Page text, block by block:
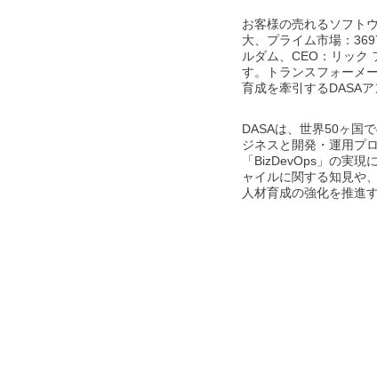
お客様の売れるソフト
大、プライム市場：
ルダム、CEO：リック
す。トランスフォーメ
育成を牽引するDASA
DASAは、世界50ヶ国
ジネスと開発・運用プ
「BizDevOps」の実
ャイルに関する知見や
人材育成の強化を推進